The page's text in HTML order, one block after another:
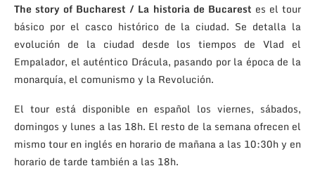
The story of Bucharest / La historia de Bucarest es el tour
básico por el casco histórico de la ciudad. Se detalla la
evolución de la ciudad desde los tiempos de Vlad el
Empalador, el auténtico Drácula, pasando por la época de la
monarquía, el comunismo y la Revolución.
El tour está disponible en español los viernes, sábados,
domingos y lunes a las 18h. El resto de la semana ofrecen el
mismo tour en inglés en horario de mañana a las 10:30h y en
horario de tarde también a las 18h.